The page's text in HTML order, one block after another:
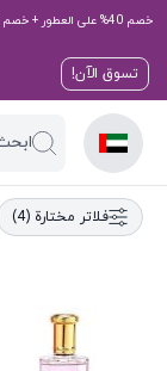
تسوق الآن!
فلاتر مختارة (4)